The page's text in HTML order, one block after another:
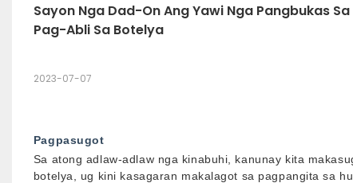
Sayon Nga Dad-On Ang Yawi Nga Pangbukas
Pag-Abli Sa Botelya
2023-07-07
Pagpasugot
Sa atong adlaw-adlaw nga kinabuhi, kanunay kita
botelya, ug kini kasagaran makalagot sa pagpangita sa